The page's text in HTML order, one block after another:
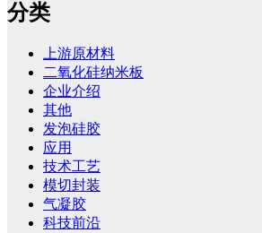
分类
上游原材料
二氧化硅纳米板
企业介绍
其他
发泡硅胶
应用
技术工艺
模切封装
气凝胶
科技前沿